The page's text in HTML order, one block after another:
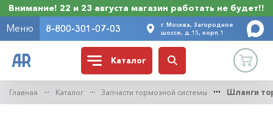
Внимание! 22 и 23 августа магазин работать не будет!!
Меню 8-800-301-07-03
г. Москва, Загородное
шоссе, д.15, корп.1
Каталог
Главная Каталог Запчасти тормозной системы Шланги